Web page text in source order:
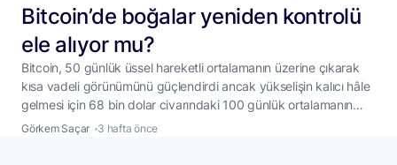
Bitcoin’de boğalar yeniden kontrolü
ele alıyor mu?
Bitcoin, 50 günlük üssel hareketli ortalamanın üzerine çıkarak
kısa vadeli görünümünü güçlendirdi ancak yükselişin kalıcı hâle
gelmesi için 68 bin dolar civarındaki 100 günlük ortalamanın
aşılması gerekiyor. Bitcoin (BTC), hafta içinde yakaladığı
Görkem Saçar 3 hafta önce